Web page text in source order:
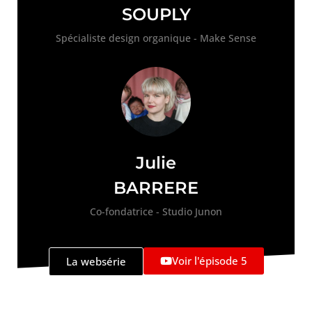
SOUPLY
Spécialiste design organique - Make Sense
Julie
BARRERE
Co-fondatrice - Studio Junon
La websérie Voir l'épisode 5